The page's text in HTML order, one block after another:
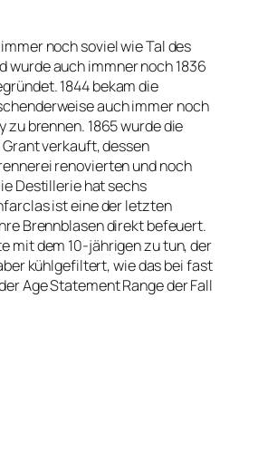
noch soviel wie Tal des
wurde auch immner noch 1836
1844 bekam die
auch immer noch
zu brennen. 1865 wurde die
verkauft, dessen
renovierten und noch
Destillerie hat sechs
ist eine der letzten
Brennblasen direkt befeuert.
mit dem 10-jährigen zu tun, der
kühlgefiltert, wie das bei fast
Age Statement Range der Fall